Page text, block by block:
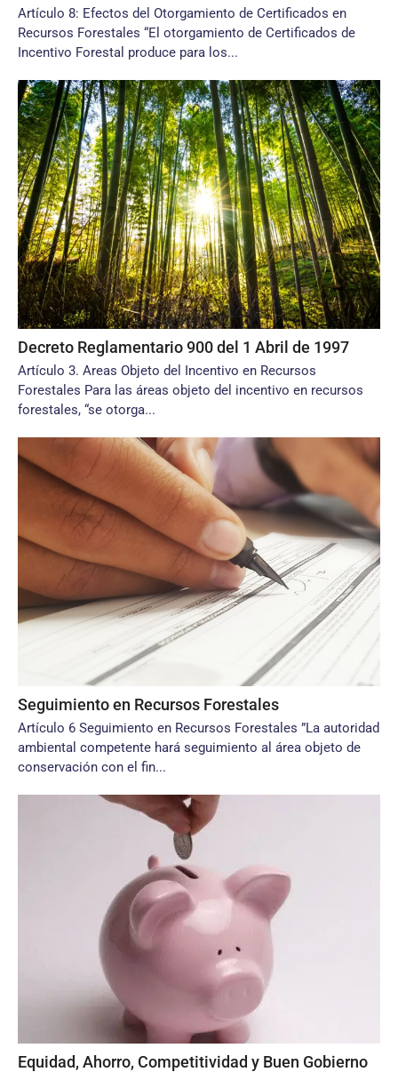
Artículo 8: Efectos del Otorgamiento de Certificados en
Recursos Forestales “El otorgamiento de Certificados de
Incentivo Forestal produce para los...
Decreto Reglamentario 900 del 1 Abril de 1997
Artículo 3. Areas Objeto del Incentivo en Recursos
Forestales Para las áreas objeto del incentivo en recursos
forestales, “se otorga...
Seguimiento en Recursos Forestales
Artículo 6 Seguimiento en Recursos Forestales ”La autoridad
ambiental competente hará seguimiento al área objeto de
conservación con el fin...
Equidad, Ahorro, Competitividad y Buen Gobierno